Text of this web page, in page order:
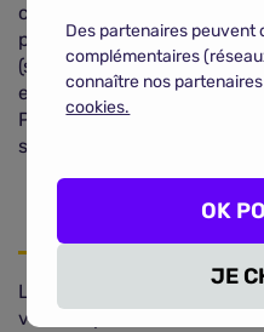
consultation de votre
professionnel de santé
(soit 200 % du tarif de
est suffisante pour
Pour un montant
s'impose.
La carte Vitale transmet
votre dépense de santé à l'
Des partenaires peuvent
complémentaires
connaître nos
cookies.
JE
OK